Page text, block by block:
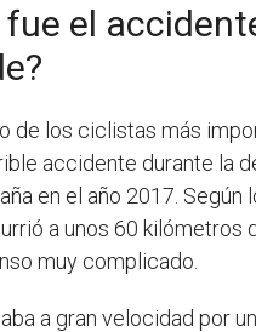
fue el
de los ciclistas más
accidente durante la
en el año 2017. Según
a unos 60 kilómetros
muy complicado.
a gran velocidad por